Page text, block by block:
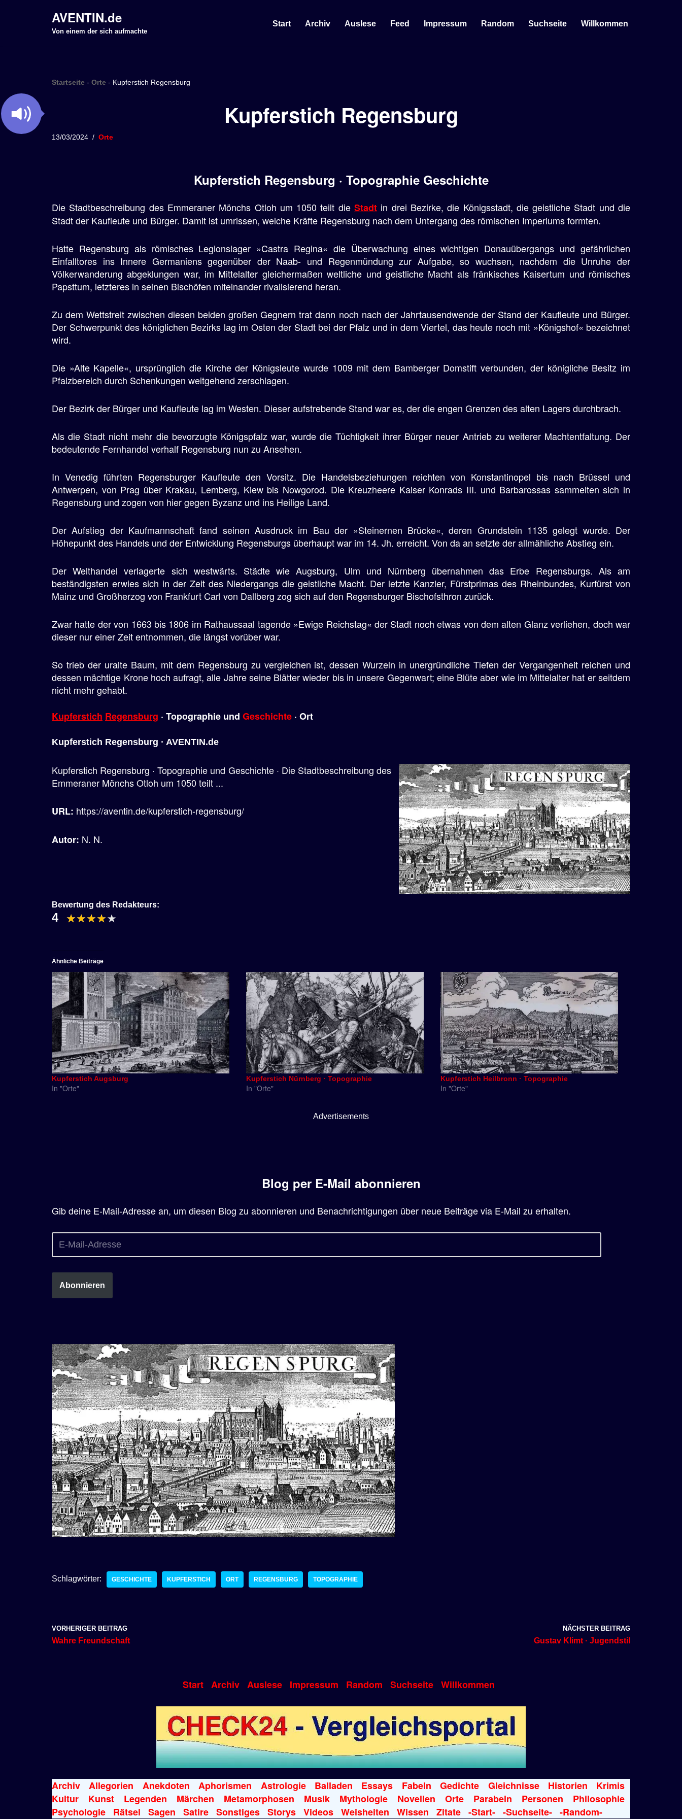
h
a
AVENTIN.de
Von einem der sich aufmachte
Start Archiv Auslese Feed Impressum Random Suchseite Willkommen
Startseite - Orte - Kupferstich Regensburg
Kupferstich Regensburg
13/03/2024 Orte
Kupferstich Regensburg · Topographie Geschichte
Die Stadtbeschreibung des Emmeraner Mönchs Otloh um 1050 teilt die Stadt in drei Bezirke, die Königsstadt, die geistliche Stadt und die
Stadt der Kaufleute und Bürger. Damit ist umrissen, welche Kräfte Regensburg nach dem Untergang des römischen Imperiums formten.
Hatte Regensburg als römisches Legionslager »Castra Regina« die Überwachung eines wichtigen Donauübergangs und gefährlichen
Einfalltores ins Innere Germaniens gegenüber der Naab- und Regenmündung zur Aufgabe, so wuchsen, nachdem die Unruhe der
Völkerwanderung abgeklungen war, im Mittelalter gleichermaßen weltliche und geistliche Macht als fränkisches Kaisertum und römisches
Papsttum, letzteres in seinen Bischöfen miteinander rivalisierend heran.
Zu dem Wettstreit zwischen diesen beiden großen Gegnern trat dann noch nach der Jahrtausendwende der Stand der Kaufleute und Bürger.
Der Schwerpunkt des königlichen Bezirks lag im Osten der Stadt bei der Pfalz und in dem Viertel, das heute noch mit »Königshof« bezeichnet
wird.
Die »Alte Kapelle«, ursprünglich die Kirche der Königsleute wurde 1009 mit dem Bamberger Domstift verbunden, der königliche Besitz im
Pfalzbereich durch Schenkungen weitgehend zerschlagen.
Der Bezirk der Bürger und Kaufleute lag im Westen. Dieser aufstrebende Stand war es, der die engen Grenzen des alten Lagers durchbrach.
Als die Stadt nicht mehr die bevorzugte Königspfalz war, wurde die Tüchtigkeit ihrer Bürger neuer Antrieb zu weiterer Machtentfaltung. Der
bedeutende Fernhandel verhalf Regensburg nun zu Ansehen.
In Venedig führten Regensburger Kaufleute den Vorsitz. Die Handelsbeziehungen reichten von Konstantinopel bis nach Brüssel und
Antwerpen, von Prag über Krakau, Lemberg, Kiew bis Nowgorod. Die Kreuzheere Kaiser Konrads III. und Barbarossas sammelten sich in
Regensburg und zogen von hier gegen Byzanz und ins Heilige Land.
Der Aufstieg der Kaufmannschaft fand seinen Ausdruck im Bau der »Steinernen Brücke«, deren Grundstein 1135 gelegt wurde. Der
Höhepunkt des Handels und der Entwicklung Regensburgs überhaupt war im 14. Jh. erreicht. Von da an setzte der allmähliche Abstieg ein.
Der Welthandel verlagerte sich westwärts. Städte wie Augsburg, Ulm und Nürnberg übernahmen das Erbe Regensburgs. Als am
beständigsten erwies sich in der Zeit des Niedergangs die geistliche Macht. Der letzte Kanzler, Fürstprimas des Rheinbundes, Kurfürst von
Mainz und Großherzog von Frankfurt Carl von Dallberg zog sich auf den Regensburger Bischofsthron zurück.
Zwar hatte der von 1663 bis 1806 im Rathaussaal tagende »Ewige Reichstag« der Stadt noch etwas von dem alten Glanz verliehen, doch war
dieser nur einer Zeit entnommen, die längst vorüber war.
So trieb der uralte Baum, mit dem Regensburg zu vergleichen ist, dessen Wurzeln in unergründliche Tiefen der Vergangenheit reichen und
dessen mächtige Krone hoch aufragt, alle Jahre seine Blätter wieder bis in unsere Gegenwart; eine Blüte aber wie im Mittelalter hat er seitdem
nicht mehr gehabt.
Kupferstich Regensburg · Topographie und Geschichte · Ort
Kupferstich Regensburg · AVENTIN.de
Kupferstich Regensburg · Topographie und Geschichte · Die Stadtbeschreibung des
Emmeraner Mönchs Otloh um 1050 teilt ...
URL: https://aventin.de/kupferstich-regensburg/
Autor: N. N.
Bewertung des Redakteurs:
4
Ähnliche Beiträge
Kupferstich Augsburg
In "Orte"
Kupferstich Nürnberg · Topographie
In "Orte"
Kupferstich Heilbronn · Topographie
In "Orte"
Advertisements
Blog per E-Mail abonnieren
Gib deine E-Mail-Adresse an, um diesen Blog zu abonnieren und Benachrichtigungen über neue Beiträge via E-Mail zu erhalten.
Abonnieren
Schlagwörter: GESCHICHTE KUPFERSTICH ORT REGENSBURG TOPOGRAPHIE
VORHERIGER BEITRAG
Wahre Freundschaft
NÄCHSTER BEITRAG
Gustav Klimt · Jugendstil
Start Archiv Auslese Impressum Random Suchseite Willkommen
Archiv Allegorien Anekdoten Aphorismen Astrologie Balladen Essays Fabeln Gedichte Gleichnisse Historien
Krimis
Kultur
Kunst Legenden Märchen Metamorphosen Musik Mythologie Novellen Orte Parabeln Personen
Philosophie
Psychologie
Rätsel Sagen Satire Sonstiges Storys Videos Weisheiten Wissen Zitate -Start- -Suchseite- -Random-